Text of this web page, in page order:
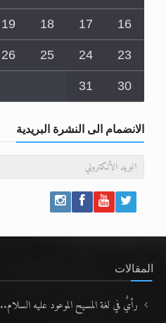
16
17
18
19
23
24
25
26
30
31
الانضمام الى النشرة البريدية
المقالات
رأيٌ في لغة المسيح الموعود عليه السلام.. 4